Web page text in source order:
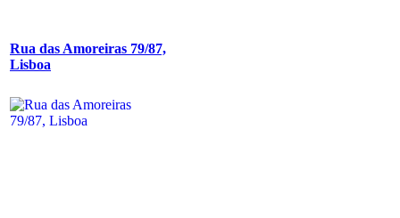
Rua das Amoreiras 79/87,
Lisboa